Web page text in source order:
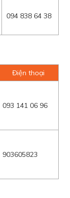
094 838 64 38
Điện thoại
093 141 06 96
903605823